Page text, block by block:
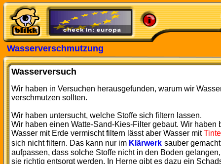
Wasserverschmutzung
Wasserversuch
Wir haben in Versuchen herausgefunden, warum wir
verschmutzen sollten.
Wir haben untersucht, welche Stoffe sich filtern lassen.
Wir haben einen Watte-Sand-Kies-Filter gebaut. Wir haben
Wasser mit Erde vermischt filtern lässt aber Wasser mit
sich nicht filtern. Das kann nur im Klärwerk sauber
aufpassen, dass solche Stoffe nicht in den Boden
sie richtig entsorgt werden. In Herne gibt es dazu ein